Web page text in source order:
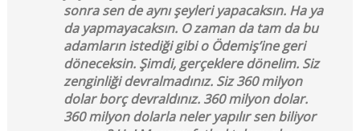
sonra sen de aynı şeyleri yapacaksın. Ha ya
da yapmayacaksın. O zaman da tam da bu
adamların istediği gibi o Ödemiş’ine geri
döneceksin. Şimdi, gerçeklere dönelim. Siz
zenginliği devralmadınız. Siz 360 milyon
dolar borç devraldınız. 360 milyon dolar.
360 milyon dolarla neler yapılır sen biliyor